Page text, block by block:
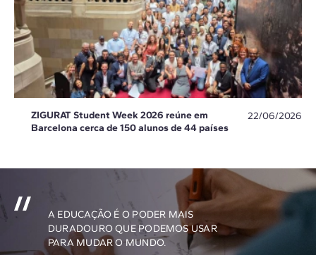
ZIGURAT Student Week 2026 reúne em
Barcelona cerca de 150 alunos de 44 países
22/06/2026
A EDUCAÇÃO É O PODER MAIS
DURADOURO QUE PODEMOS USAR
PARA MUDAR O MUNDO.